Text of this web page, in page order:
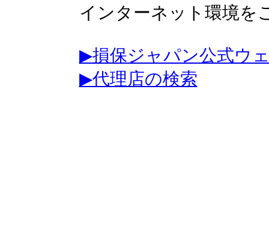
インターネット環境を
▶損保ジャパン公式ウ
▶代理店の検索